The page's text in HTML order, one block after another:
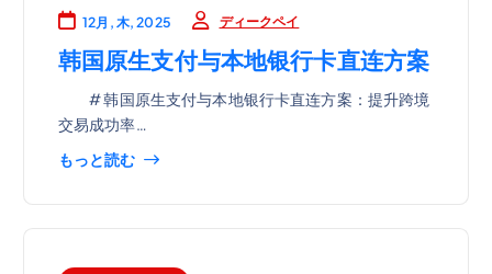
12月, 木, 2025 ディークペイ
韩国原生支付与本地银行卡直连方案
# 韩国原生支付与本地银行卡直连方案：提升跨境
交易成功率…
もっと読む